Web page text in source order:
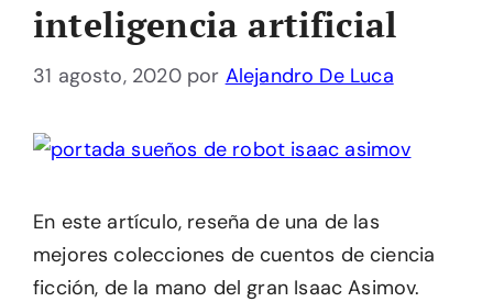
inteligencia artificial
31 agosto, 2020 por Alejandro De Luca
En este artículo, reseña de una de las
mejores colecciones de cuentos de ciencia
ficción, de la mano del gran Isaac Asimov.